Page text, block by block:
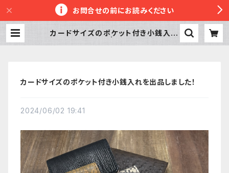
お問合せの前にお読みください
カードサイズのポケット付き小銭入れ
カードサイズのポケット付き小銭入れを出品しました！
2024/06/02 19:41